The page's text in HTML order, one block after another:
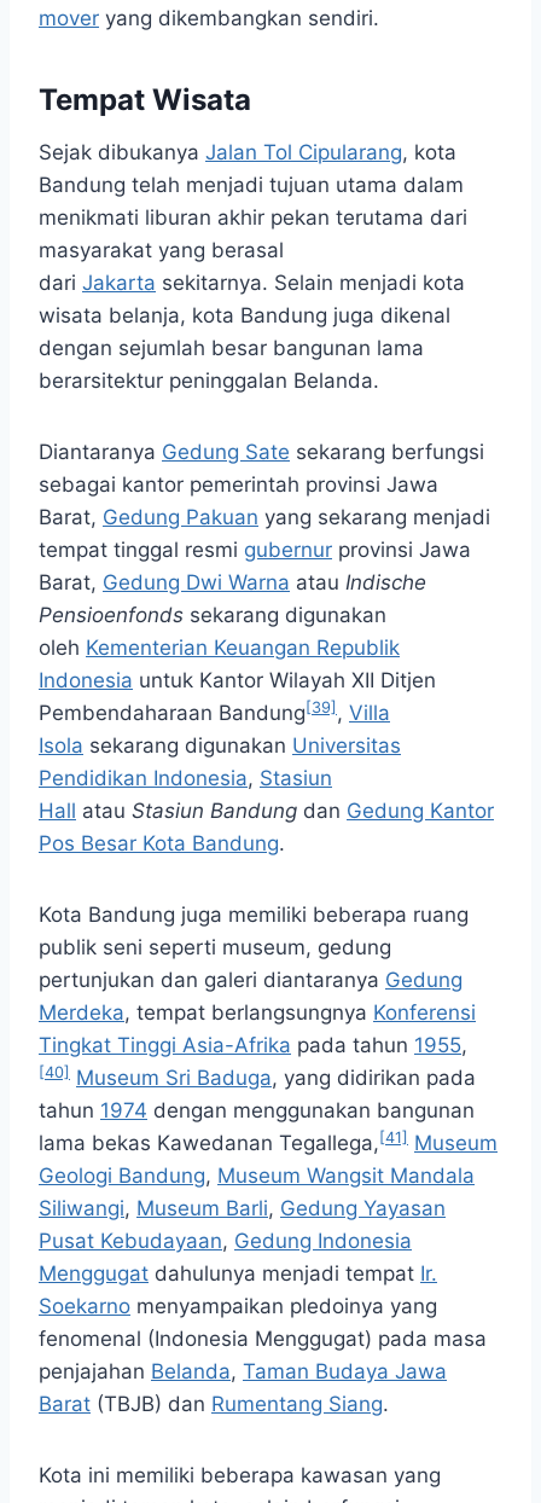
mover yang dikembangkan sendiri.
Tempat Wisata
Sejak dibukanya Jalan Tol Cipularang, kota
Bandung telah menjadi tujuan utama dalam
menikmati liburan akhir pekan terutama dari
masyarakat yang berasal
dari Jakarta sekitarnya. Selain menjadi kota
wisata belanja, kota Bandung juga dikenal
dengan sejumlah besar bangunan lama
berarsitektur peninggalan Belanda.
Diantaranya Gedung Sate sekarang berfungsi
sebagai kantor pemerintah provinsi Jawa
Barat, Gedung Pakuan yang sekarang menjadi
tempat tinggal resmi gubernur provinsi Jawa
Barat, Gedung Dwi Warna atau Indische
Pensioenfonds sekarang digunakan
oleh Kementerian Keuangan Republik
Indonesia untuk Kantor Wilayah XII Ditjen
Pembendaharaan Bandung[39] , Villa
Isola sekarang digunakan Universitas
Pendidikan Indonesia, Stasiun
Hall atau Stasiun Bandung dan Gedung Kantor
Pos Besar Kota Bandung.
Kota Bandung juga memiliki beberapa ruang
publik seni seperti museum, gedung
pertunjukan dan galeri diantaranya Gedung
Merdeka, tempat berlangsungnya Konferensi
Tingkat Tinggi Asia-Afrika pada tahun 1955,
[40] Museum Sri Baduga, yang didirikan pada
tahun 1974 dengan menggunakan bangunan
lama bekas Kawedanan Tegallega,[41] Museum
Geologi Bandung, Museum Wangsit Mandala
Siliwangi, Museum Barli, Gedung Yayasan
Pusat Kebudayaan, Gedung Indonesia
Menggugat dahulunya menjadi tempat Ir.
Soekarno menyampaikan pledoinya yang
fenomenal (Indonesia Menggugat) pada masa
penjajahan Belanda, Taman Budaya Jawa
Barat (TBJB) dan Rumentang Siang.
Kota ini memiliki beberapa kawasan yang